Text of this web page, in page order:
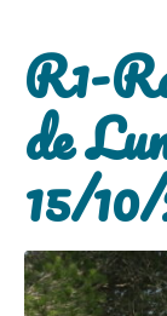
R1-
de
15/